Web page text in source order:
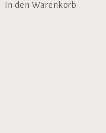
In den Warenkorb